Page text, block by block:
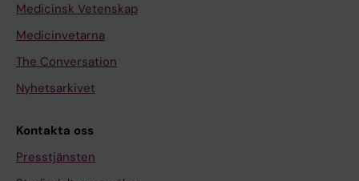
Medicinsk Vetenskap
Medicinvetarna
The Conversation
Nyhetsarkivet
Kontakta oss
Presstjänsten